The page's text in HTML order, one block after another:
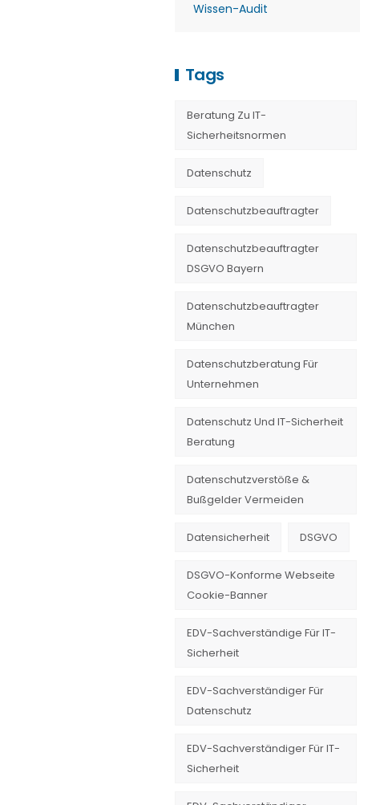
Wissen-Audit
Tags
Beratung Zu IT-
Sicherheitsnormen
Datenschutz
Datenschutzbeauftragter
Datenschutzbeauftragter
DSGVO Bayern
Datenschutzbeauftragter
München
Datenschutzberatung Für
Unternehmen
Datenschutz Und IT-Sicherheit
Beratung
Datenschutzverstöße &
Bußgelder Vermeiden
Datensicherheit DSGVO
DSGVO-Konforme Webseite
Cookie-Banner
EDV-Sachverständige Für IT-
Sicherheit
EDV-Sachverständiger Für
Datenschutz
EDV-Sachverständiger Für IT-
Sicherheit